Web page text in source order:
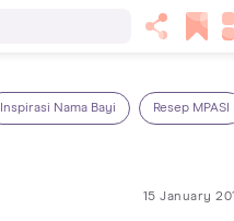
Inspirasi Nama Bayi Resep MPASI
15 January